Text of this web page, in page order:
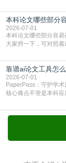
独占一行，每条文献
7714（作者、题名、
成功后通常把这段标为
本科论文哪些部分
2026-07-01
本科论文哪些部分容易被查重标红？ 本科论文查重
大家捋一下，可对照
乎一模一样的话，你
一抓一个准，整段飘
用问卷调查法““运用
靠谱ai论文工具怎
2026-07-01
PaperPass：守护学
核心痛点不管是本科应
自己逐句读逐句改，
率超标，再返工太折
决。靠谱的ai论文工